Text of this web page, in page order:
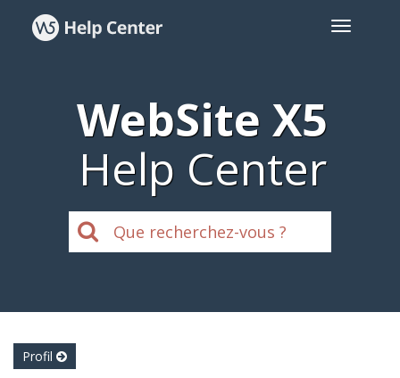
WebSite X5
Help Center
Profil